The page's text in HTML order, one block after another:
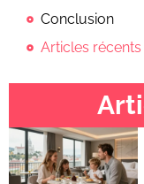
Conclusion
Articles récents